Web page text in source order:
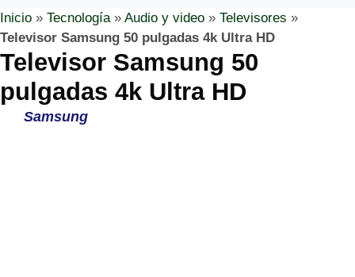
Inicio » Tecnología» Audio y video » Televisores »
Televisor Samsung 50 pulgadas 4k Ultra HD
Televisor Samsung 50
pulgadas 4k Ultra HD
Samsung